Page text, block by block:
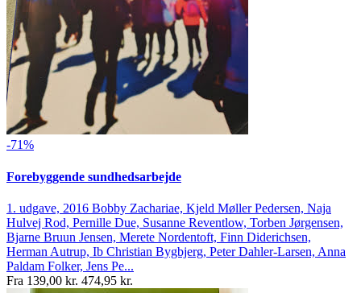
-71%
Forebyggende sundhedsarbejde
1. udgave, 2016 Bobby Zachariae, Kjeld Møller Pedersen, Naja
Hulvej Rod, Pernille Due, Susanne Reventlow, Torben Jørgensen,
Bjarne Bruun Jensen, Merete Nordentoft, Finn Diderichsen,
Herman Autrup, Ib Christian Bygbjerg, Peter Dahler-Larsen, Anna
Paldam Folker, Jens Pe...
Fra 139,00 kr. 474,95 kr.